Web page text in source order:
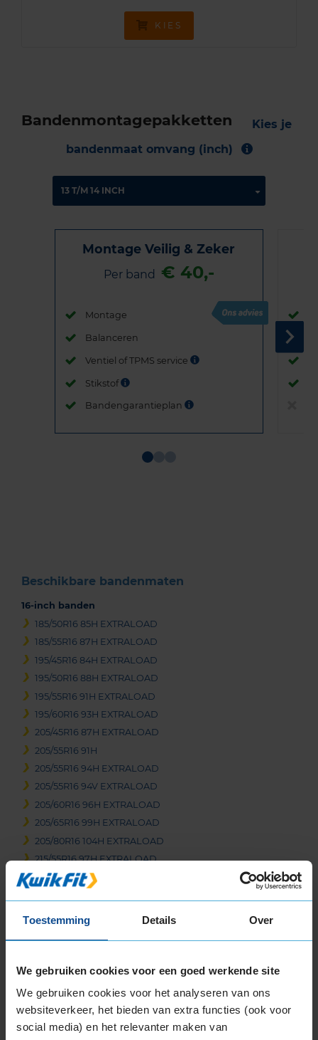
Toestemming Details Over
We gebruiken cookies voor een goed werkende site
We gebruiken cookies voor het analyseren van ons
websiteverkeer, het bieden van extra functies (ook voor
social media) en het relevanter maken van
KIES
Bandenmontagepakketten
Kies je
bandenmaat omvang (inch)
Montage Veilig & Zeker
Per band € 40,-
Montage
Balanceren
Ventiel of TPMS service
Stikstof
Bandengarantieplan
Beschikbare bandenmaten
16-inch banden
185/50R16 85H EXTRALOAD
185/55R16 87H EXTRALOAD
195/45R16 84H EXTRALOAD
195/50R16 88H EXTRALOAD
195/55R16 91H EXTRALOAD
195/60R16 93H EXTRALOAD
205/45R16 87H EXTRALOAD
205/55R16 91H
205/55R16 94H EXTRALOAD
205/55R16 94V EXTRALOAD
205/60R16 96H EXTRALOAD
205/65R16 99H EXTRALOAD
205/80R16 104H EXTRALOAD
215/55R16 97H EXTRALOAD
215/60R16 99H EXTRALOAD
235/60R16 104H EXTRALOAD
17-inch banden
175/65R17 87V